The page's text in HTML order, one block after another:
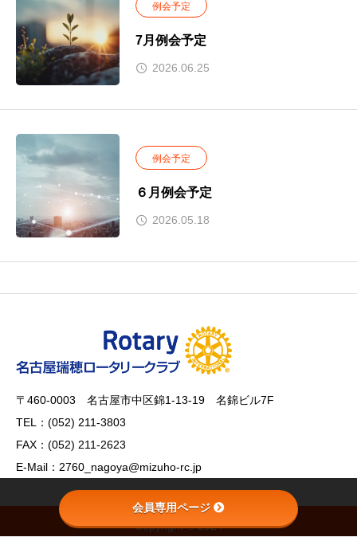
例会予定
7月例会予定
2026.06.25
例会予定
６月例会予定
2026.05.18
〒460-0003 名古屋市中区錦1-13-19 名錦ビル7F
TEL：(052) 211-3803
FAX：(052) 211-2623
E-Mail：2760_nagoya@mizuho-rc.jp
Copyright © 2024
会員専用ページ